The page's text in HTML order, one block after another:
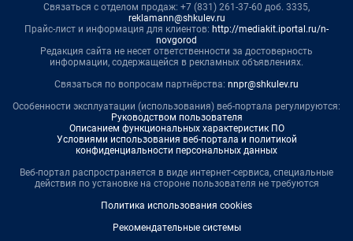
Связаться с отделом продаж: +7 (831) 261-37-60 доб. 3335,
reklamann@shkulev.ru
Прайс-лист и информация для клиентов: http://mediakit.iportal.ru/n-
novgorod
Редакция сайта не несет ответственности за достоверность
информации, содержащейся в рекламных объявлениях.
Связаться по вопросам партнёрства: nnpr@shkulev.ru
Особенности эксплуатации (использования) веб-портала регулируются:
Руководством пользователя
Описанием функциональных характеристик ПО
Условиями использования веб-портала и политикой
конфиденциальности персональных данных
Веб-портал распространяется в виде интернет-сервиса, специальные
действия по установке на стороне пользователя не требуются
Политика использования cookies
Рекомендательные системы